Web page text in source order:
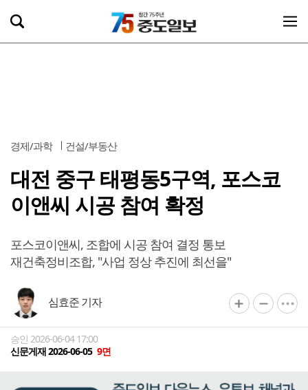
경제/과학 건설/부동산
대전 중구 태평동5구역, 포스코
이앤씨 시공 참여 확정
포스코이앤씨, 조합에 시공 참여 결정 통보
재건축정비조합, "사업 정상 추진에 최선을"
심효준 기자
승인 2026-06-04 17:00
신문게재 2026-06-05 9면